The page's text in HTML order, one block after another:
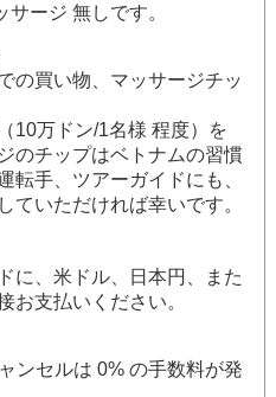
サージ 無しです。
の買い物、マッサージチッ
10万ドン/1名様 程度）を
のチップはベトナムの習慣
転手、ツアーガイドにも、
ていただければ幸いです。
に、米ドル、日本円、また
お支払いください。
ンセルは 0% の手数料が発